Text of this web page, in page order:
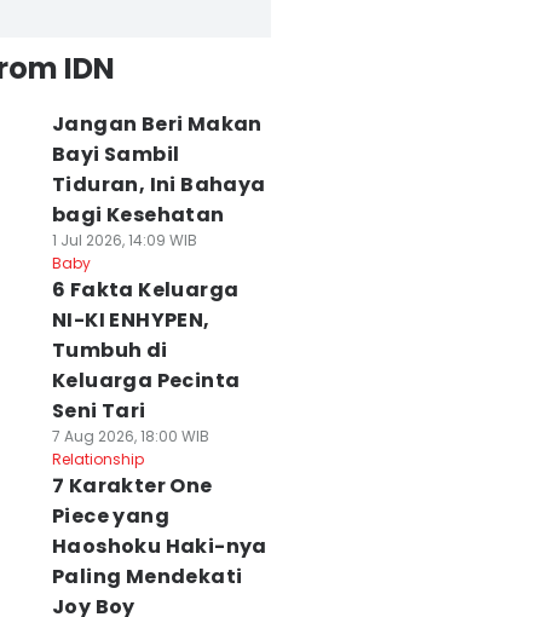
IDN
Jangan Beri Makan
Bayi Sambil
Tiduran, Ini Bahaya
bagi Kesehatan
1 Jul 2026, 14:09 WIB
Baby
6 Fakta Keluarga
NI-KI ENHYPEN,
Tumbuh di
Keluarga Pecinta
Seni Tari
7 Aug 2026, 18:00 WIB
Relationship
7 Karakter One
Piece yang
Haoshoku Haki-nya
Paling Mendekati
Joy Boy